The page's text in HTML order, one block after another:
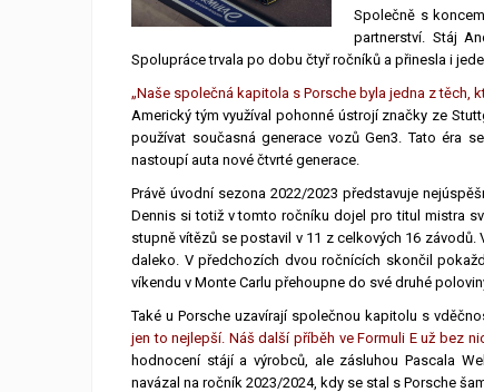
Společně s
partnerství. Stáj
Spolupráce trvala po dobu čtyř ročníků a přinesla i
„Naše společná kapitola s Porsche byla jedna z těch,
Americký tým využíval pohonné ústrojí značky ze
používat současná generace vozů Gen3. Tato éra
nastoupí auta nové čtvrté generace.
Právě úvodní sezona 2022/2023 představuje
Dennis si totiž v tomto ročníku dojel pro titul mistra
stupně vítězů se postavil v 11 z celkových 16
daleko. V předchozích dvou ročnících skončil
víkendu v Monte Carlu přehoupne do své druhé
Také u Porsche uzavírají společnou kapitolu s
jen to nejlepší. Náš další příběh ve Formuli E už bez
hodnocení stájí a výrobců, ale zásluhou Pascala
navázal na ročník 2023/2024, kdy se stal s Porsche